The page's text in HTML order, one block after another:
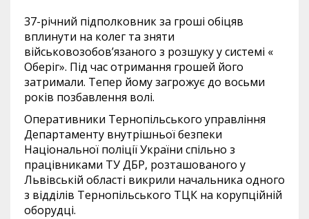
37-річний підполковник за гроші обіцяв
вплинути на колег та зняти
військовозобов’язаного з розшуку у системі «
Оберіг». Під час отримання грошей його
затримали. Тепер йому загрожує до восьми
років позбавлення волі.
Оперативники Тернопільського управління
Департаменту внутрішньої безпеки
Національної поліції України спільно з
працівниками ТУ ДБР, розташованого у
Львівській області викрили начальника одного
з відділів Тернопільського ТЦК на корупційній
оборудці.